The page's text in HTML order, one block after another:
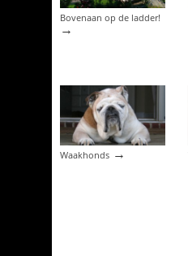
Bovenaan op de ladder!
→
Waakhonds →